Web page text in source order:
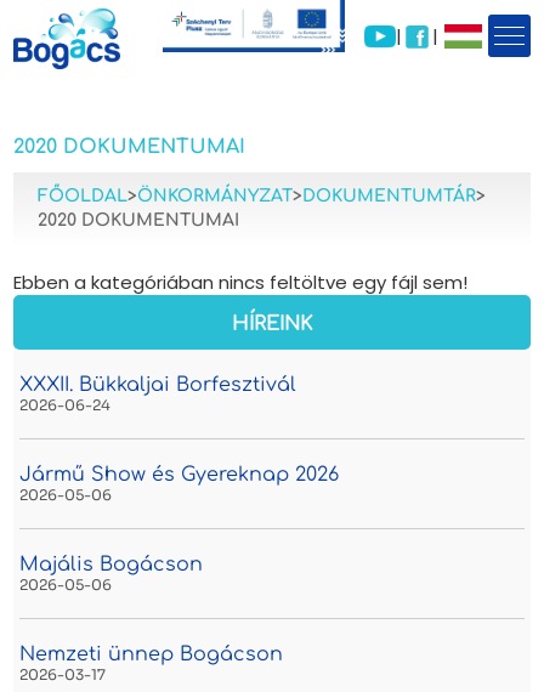
| |
2020 DOKUMENTUMAI
FŐOLDAL>ÖNKORMÁNYZAT>DOKUMENTUMTÁR>
2020 DOKUMENTUMAI
Ebben a kategóriában nincs feltöltve egy fájl sem!
HÍREINK
XXXII. Bükkaljai Borfesztivál
2026-06-24
Jármű Show és Gyereknap 2026
2026-05-06
Majális Bogácson
2026-05-06
Nemzeti ünnep Bogácson
2026-03-17